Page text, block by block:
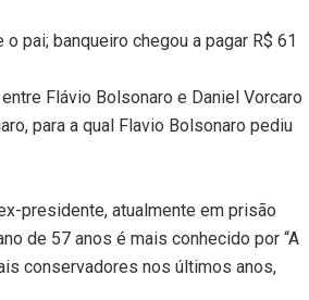
pai; banqueiro chegou a pagar R$ 61
entre Flávio Bolsonaro e Daniel Vorcaro
para a qual Flavio Bolsonaro pediu
presidente, atualmente em prisão
de 57 anos é mais conhecido por “A
conservadores nos últimos anos,